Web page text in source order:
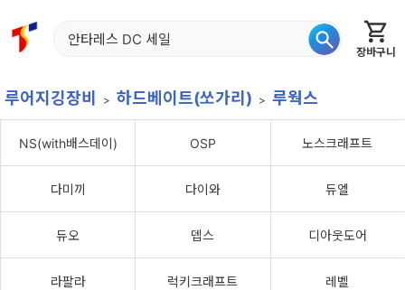
장바구니
홈 신상품 재입고 베스트 특가 이월
루어지깅장비 하드베이트(쏘가리) 루웍스
NS(with배스데이) OSP 노스크래프트
다미끼 다이와 듀엘
듀오 뎁스 디아웃도어
라팔라 럭키크래프트 레벨